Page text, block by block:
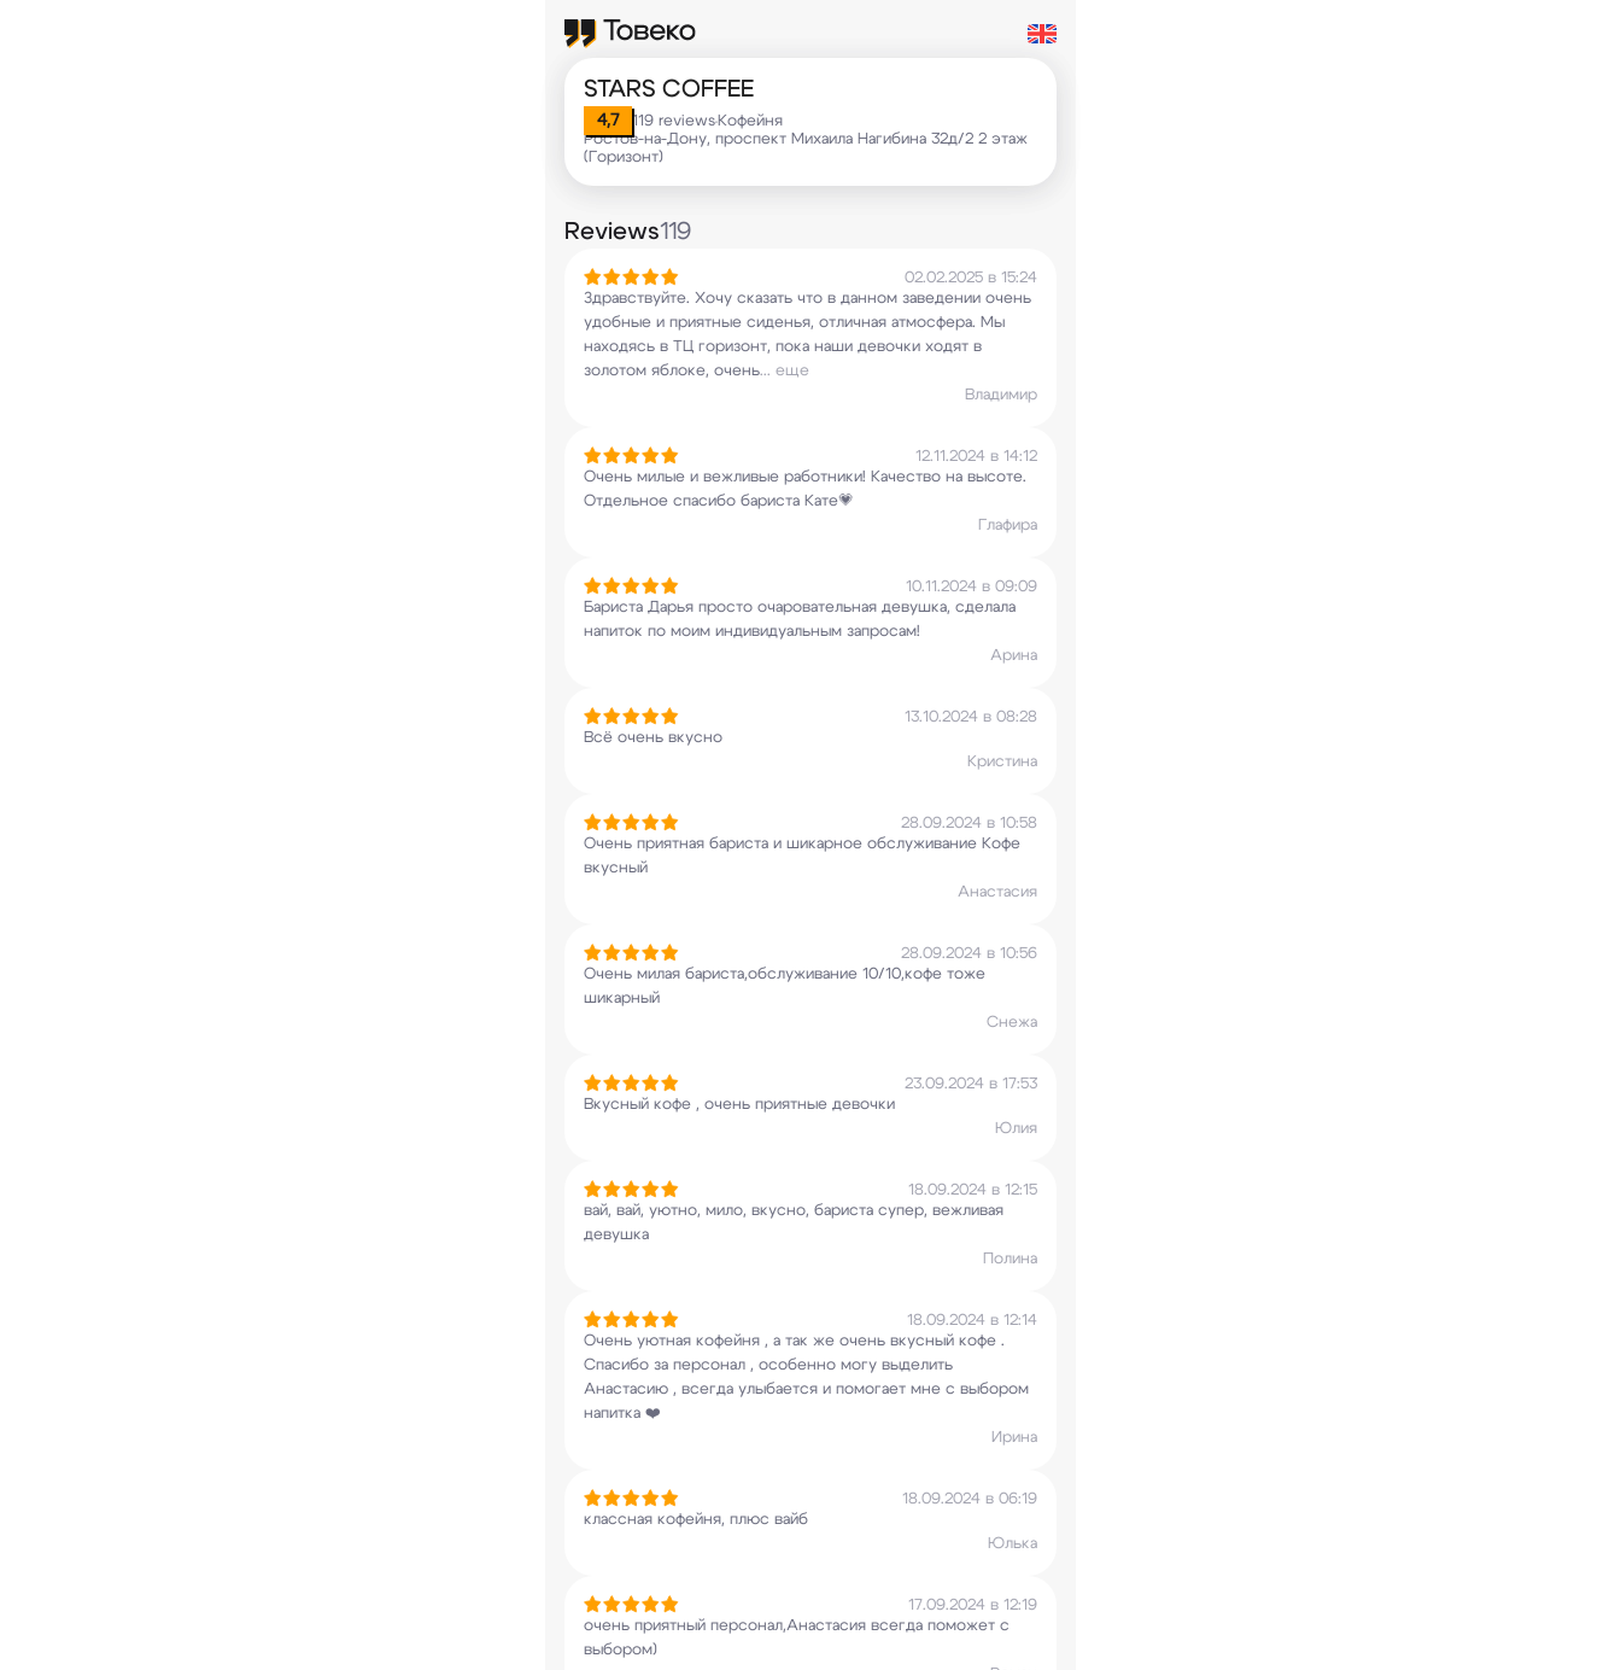
STARS COFFEE
4,7 119 reviews•Кофейня
Ростов-на-Дону, проспект Михаила Нагибина 32д/2 2 этаж
(Горизонт)
Reviews119
02.02.2025 в 15:24
Здравствуйте. Хочу сказать что в данном заведении очень
удобные и приятные сиденья, отличная атмосфера. Мы
находясь в ТЦ горизонт, пока наши девочки ходят в
золотом яблоке, очень... еще
Владимир
12.11.2024 в 14:12
Очень милые и вежливые работники! Качество на высоте.
Отдельное спасибо бариста Кате💗
Глафира
10.11.2024 в 09:09
Бариста Дарья просто очаровательная девушка, сделала
напиток по моим индивидуальным запросам!
Арина
13.10.2024 в 08:28
Всё очень вкусно
Кристина
28.09.2024 в 10:58
Очень приятная бариста и шикарное обслуживание Кофе
вкусный
Анастасия
28.09.2024 в 10:56
Очень милая бариста,обслуживание 10/10,кофе тоже
шикарный
Снежа
23.09.2024 в 17:53
Вкусный кофе , очень приятные девочки
Юлия
18.09.2024 в 12:15
вай, вай, уютно, мило, вкусно, бариста супер, вежливая
девушка
Полина
18.09.2024 в 12:14
Очень уютная кофейня , а так же очень вкусный кофе .
Спасибо за персонал , особенно могу выделить
Анастасию , всегда улыбается и помогает мне с выбором
напитка ❤️
Ирина
18.09.2024 в 06:19
классная кофейня, плюс вайб
Юлька
17.09.2024 в 12:19
очень приятный персонал,Анастасия всегда поможет с
выбором)